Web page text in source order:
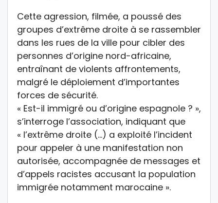
Cette agression, filmée, a poussé des
groupes d’extrême droite à se rassembler
dans les rues de la ville pour cibler des
personnes d’origine nord-africaine,
entraînant de violents affrontements,
malgré le déploiement d’importantes
forces de sécurité.
« Est-il immigré ou d’origine espagnole ? »,
s’interroge l’association, indiquant que
« l’extrême droite (…) a exploité l’incident
pour appeler à une manifestation non
autorisée, accompagnée de messages et
d’appels racistes accusant la population
immigrée notamment marocaine ».